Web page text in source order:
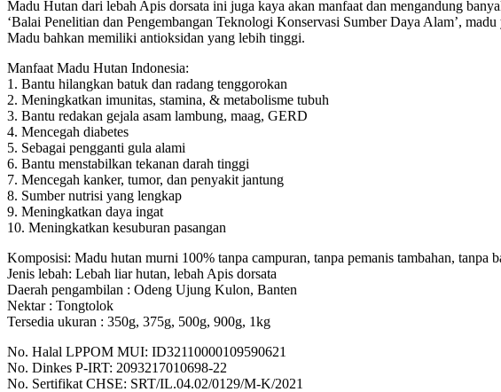
Madu Hutan dari lebah Apis dorsata ini juga kaya akan manfaat dan mengandung
‘Balai Penelitian dan Pengembangan Teknologi Konservasi Sumber Daya Alam’,
Madu bahkan memiliki antioksidan yang lebih tinggi.
Manfaat Madu Hutan Indonesia:
1. Bantu hilangkan batuk dan radang tenggorokan
2. Meningkatkan imunitas, stamina, & metabolisme tubuh
3. Bantu redakan gejala asam lambung, maag, GERD
4. Mencegah diabetes
5. Sebagai pengganti gula alami
6. Bantu menstabilkan tekanan darah tinggi
7. Mencegah kanker, tumor, dan penyakit jantung
8. Sumber nutrisi yang lengkap
9. Meningkatkan daya ingat
10. Meningkatkan kesuburan pasangan
Komposisi: Madu hutan murni 100% tanpa campuran, tanpa pemanis tambahan, tanpa
Jenis lebah: Lebah liar hutan, lebah Apis dorsata
Daerah pengambilan : Odeng Ujung Kulon, Banten
Nektar : Tongtolok
Tersedia ukuran : 350g, 375g, 500g, 900g, 1kg
No. Halal LPPOM MUI: ID32110000109590621
No. Dinkes P-IRT: 2093217010698-22
No. Sertifikat CHSE: SRT/IL.04.02/0129/M-K/2021